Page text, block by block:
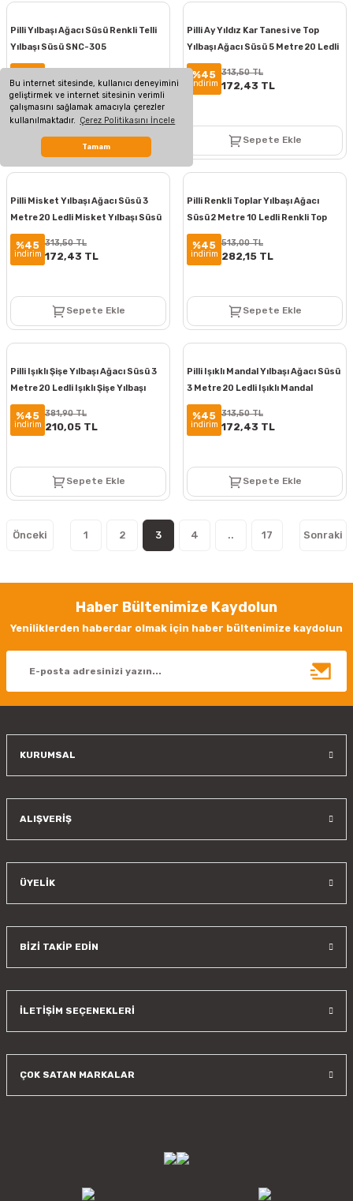
Bu internet sitesinde, kullanıcı deneyimini
geliştirmek ve internet sitesinin verimli
çalışmasını sağlamak amacıyla çerezler
kullanılmaktadır. Çerez Politikasını İncele
Tamam
Pilli Yılbaşı Ağacı Süsü Renkli Telli
Yılbaşı Süsü SNC-305
indirim 94,05 TL
Sepete Ekle
Pilli Ay Yıldız Kar Tanesi ve Top
Yılbaşı Ağacı Süsü 5 Metre 20 Ledli
Yılbaşı Süsü SNC-306
%45
indirim
313,50 TL
172,43 TL
Sepete Ekle
Pilli Misket Yılbaşı Ağacı Süsü 3
Metre 20 Ledli Misket Yılbaşı Süsü
SNC-307
%45
indirim
313,50 TL
172,43 TL
Sepete Ekle
Pilli Renkli Toplar Yılbaşı Ağacı
Süsü 2 Metre 10 Ledli Renkli Top
Yılbaşı Süsü SNC-308
%45
indirim
513,00 TL
282,15 TL
Sepete Ekle
Pilli Işıklı Şişe Yılbaşı Ağacı Süsü 3
Metre 20 Ledli Işıklı Şişe Yılbaşı
Süsü SNC-311
%45
indirim
381,90 TL
210,05 TL
Sepete Ekle
Pilli Işıklı Mandal Yılbaşı Ağacı Süsü
3 Metre 20 Ledli Işıklı Mandal
Yılbaşı Süsü SNC-312
%45
indirim
313,50 TL
172,43 TL
Sepete Ekle
1 2 3 4 .. 17
Haber Bültenimize Kaydolun
Yeniliklerden haberdar olmak için haber bültenimize kaydolun
KURUMSAL
ALIŞVERİŞ
ÜYELİK
BİZİ TAKİP EDİN
İLETİŞİM SEÇENEKLERİ
ÇOK SATAN MARKALAR